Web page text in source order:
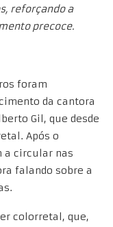
reforçando a
precoce.
foram
da cantora
Gil, que desde
Após o
a circular nas
falando sobre a
colorretal, que,